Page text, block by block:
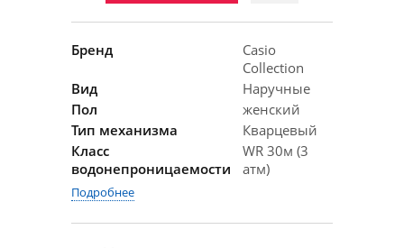
Бренд
Casio
Collection
Вид
Наручные
Пол
женский
Тип механизма
Кварцевый
Класс
водонепроницаемости
WR 30м (3
атм)
Подробнее